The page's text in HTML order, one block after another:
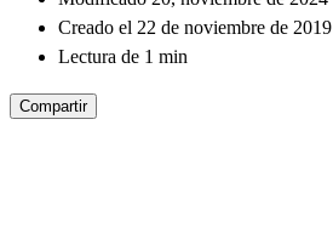
Creado el 22 de noviembre de 2019
Lectura de 1 min
Compartir